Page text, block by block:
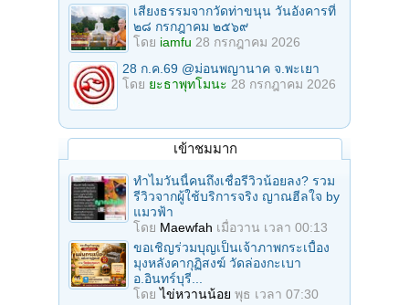
เสียงธรรมจากวัดท่าขนุน วันอังคารที่
๒๘ กรกฎาคม ๒๕๖๙
โดย iamfu 28 กรกฎาคม 2026
28 ก.ค.69 @ม่อนพญานาค จ.พะเยา
โดย ยะธาพุทโมนะ 28 กรกฎาคม 2026
เข้าชมมาก
ทำไมวันนี้คนถึงเชื่อรีวิวน้อยลง? รวม
รีวิวจากผู้ใช้บริการจริง ญาณฮีลใจ by
แมวฟ้า
โดย Maewfah เมื่อวาน เวลา 00:13
ขอเชิญร่วมบุญเป็นเจ้าภาพกระเบื้อง
มุงหลังคากุฏิสงฆ์ วัดล่องกะเบา
อ.อินทร์บุรี...
โดยไข่หวานน้อย พุธ เวลา 07:30